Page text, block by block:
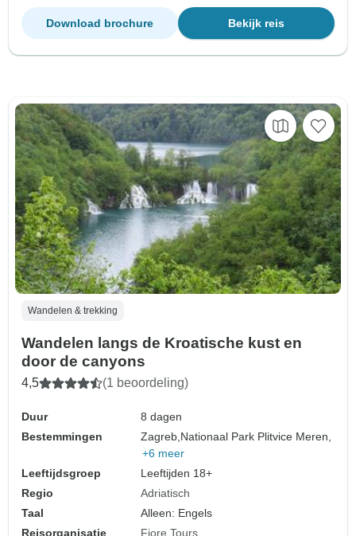
Bekijk reis
Download brochure
Wandelen & trekking
Wandelen langs de Kroatische kust en
door de canyons
4,5 (1 beoordeling)
Duur
8 dagen
Bestemmingen
Zagreb, Nationaal Park Plitvice Meren,
+6 meer
Leeftijdsgroep
Leeftijden 18+
Regio
Adriatisch
Taal
Alleen: Engels
Reisorganisatie
Fiore Tours